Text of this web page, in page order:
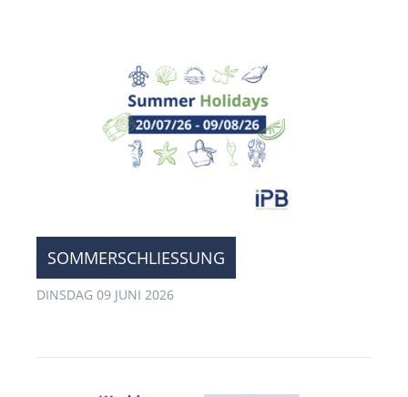
SOMMERSCHLIESSUNG
DINSDAG 09 JUNI 2026